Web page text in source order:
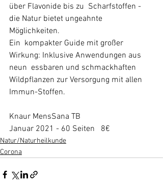
über Flavonide bis zu  Scharfstoffen -
die Natur bietet ungeahnte
Möglichkeiten.
Ein  kompakter Guide mit großer
Wirkung: Inklusive Anwendungen aus
neun  essbaren und schmackhaften
Wildpflanzen zur Versorgung mit allen
Immun-Stoffen.
Knaur MensSana TB
Januar 2021 - 60 Seiten   8€
Natur/Naturheilkunde
Corona